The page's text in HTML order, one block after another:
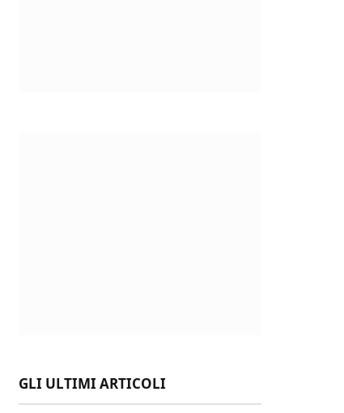
GLI ULTIMI ARTICOLI